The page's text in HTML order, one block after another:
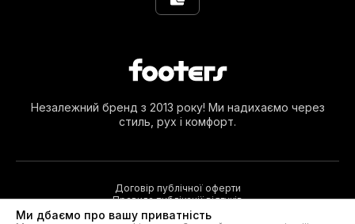
Незалежний бренд з 2013 року! Ми надихаємо через
стиль, рух і комфорт.
Договір публічної оферти
Правила публікації відгуків
Ми дбаємо про вашу приватність